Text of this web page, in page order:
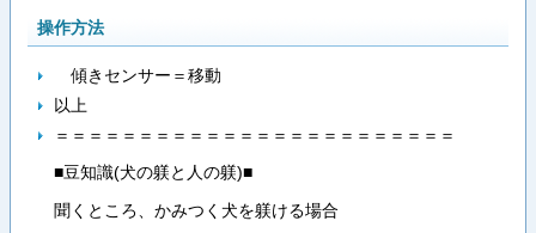
操作方法
傾きセンサー＝移動
以上
＝＝＝＝＝＝＝＝＝＝＝＝＝＝＝＝＝＝＝＝＝＝＝＝
■豆知識(犬の躾と人の躾)■
聞くところ、かみつく犬を躾ける場合